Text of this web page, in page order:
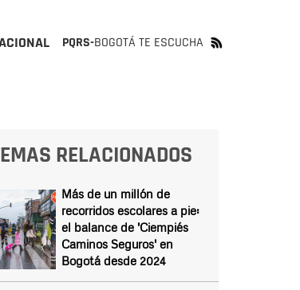
PQRS-BOGOTÁ TE ESCUCHA
RELACIONADOS
Más de un millón de
recorridos escolares a pie:
el balance de 'Ciempiés
Caminos Seguros' en
Bogotá desde 2024